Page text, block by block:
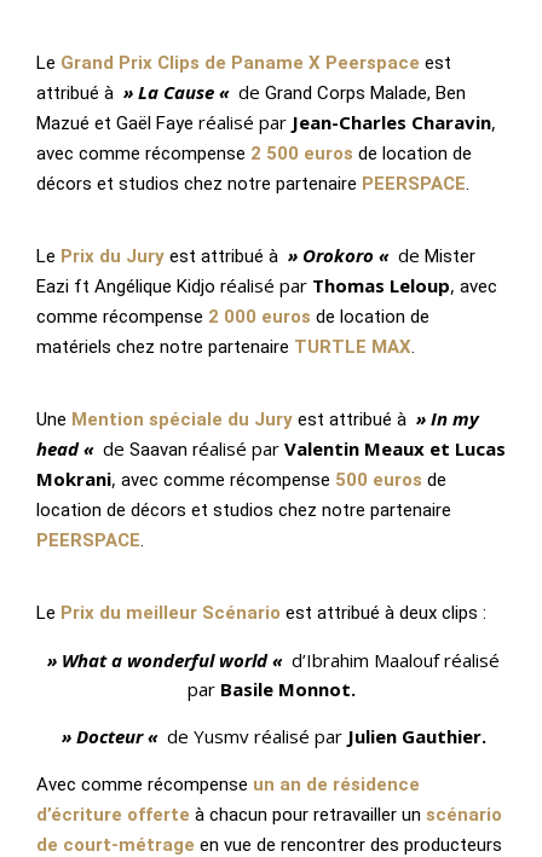
Le Grand Prix Clips de Paname X Peerspace est
attribué à » La Cause « de Grand Corps Malade, Ben
Mazué et Gaël Faye réalisé par Jean-Charles Charavin,
avec comme récompense 2 500 euros de location de
décors et studios chez notre partenaire PEERSPACE.
Le Prix du Jury est attribué à » Orokoro « de Mister
Eazi ft Angélique Kidjo réalisé par Thomas Leloup, avec
comme récompense 2 000 euros de location de
matériels chez notre partenaire TURTLE MAX.
Une Mention spéciale du Jury est attribué à » In my
head « de Saavan réalisé par Valentin Meaux et Lucas
Mokrani, avec comme récompense 500 euros de
location de décors et studios chez notre partenaire
PEERSPACE.
Le Prix du meilleur Scénario est attribué à deux clips :
» What a wonderful world « d’Ibrahim Maalouf réalisé
par Basile Monnot.
» Docteur « de Yusmv réalisé par Julien Gauthier.
Avec comme récompense un an de résidence
d’écriture offerte à chacun pour retravailler un scénario
de court-métrage en vue de rencontrer des producteurs